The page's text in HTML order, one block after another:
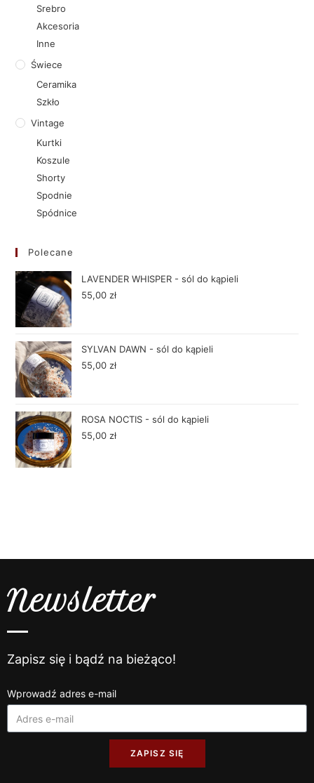
Srebro
Akcesoria
Inne
Świece
Ceramika
Szkło
Vintage
Kurtki
Koszule
Shorty
Spodnie
Spódnice
Polecane
LAVENDER WHISPER - sól do kąpieli
55,00 zł
SYLVAN DAWN - sól do kąpieli
55,00 zł
ROSA NOCTIS - sól do kąpieli
55,00 zł
Newsletter
Zapisz się i bądź na bieżąco!
Wprowadź adres e-mail
ZAPISZ SIĘ